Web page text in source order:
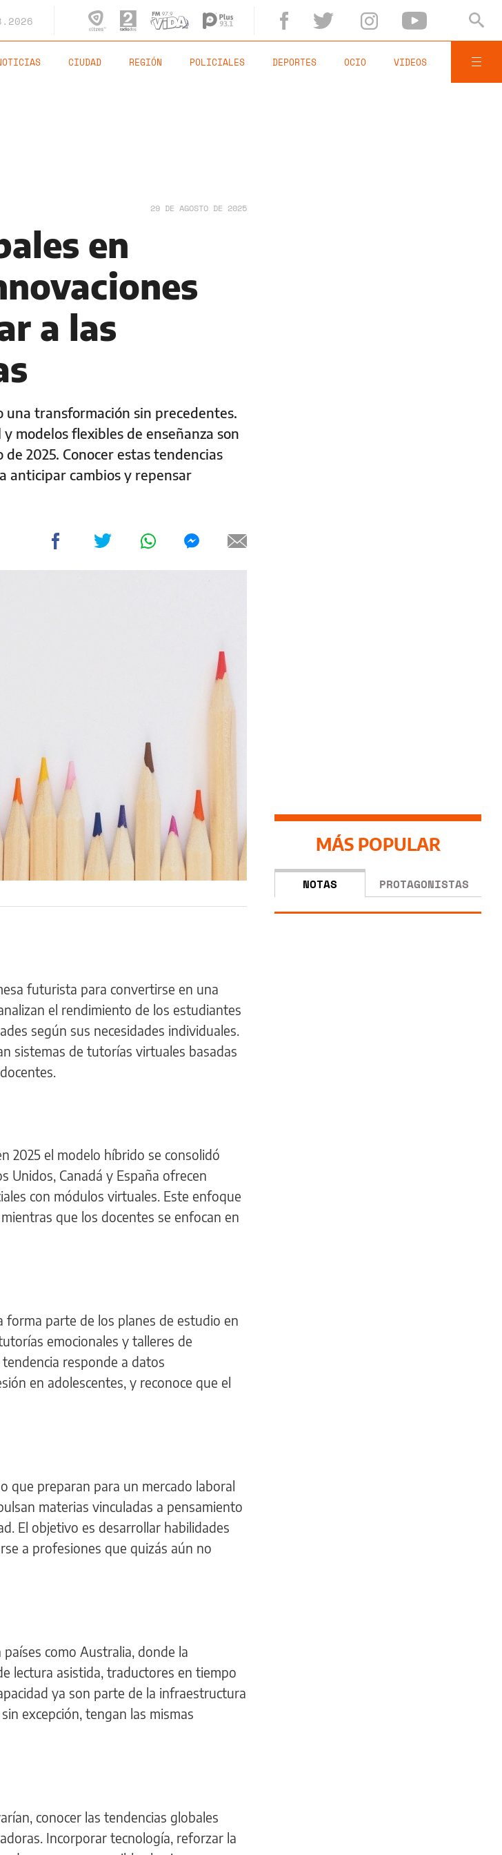
CIUDAD REGIÓN POLICIALES DEPORTES OCIO VIDEOS
29 DE AGOSTO DE 2025
en
a las
transformación sin precedentes.
modelos flexibles de enseñanza son
2025. Conocer estas tendencias
anticipar cambios y repensar
futurista para convertirse en una
el rendimiento de los estudiantes
según sus necesidades individuales.
sistemas de tutorías virtuales basadas
2025 el modelo híbrido se consolidó
Unidos, Canadá y España ofrecen
con módulos virtuales. Este enfoque
que los docentes se enfocan en
forma parte de los planes de estudio en
emocionales y talleres de
responde a datos
en adolescentes, y reconoce que el
que preparan para un mercado laboral
materias vinculadas a pensamiento
El objetivo es desarrollar habilidades
a profesiones que quizás aún no
como Australia, donde la
lectura asistida, traductores en tiempo
ya son parte de la infraestructura
excepción, tengan las mismas
conocer las tendencias globales
Incorporar tecnología, reforzar la
MÁS POPULAR
NOTAS PROTAGONISTAS